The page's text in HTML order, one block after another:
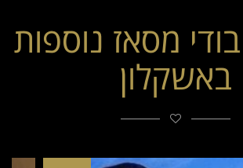
מסאז נוספות
באשקלון